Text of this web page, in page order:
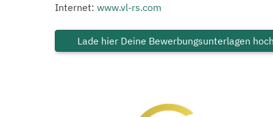
Internet: www.vl-rs.com
Lade hier Deine Bewerbungsunterlagen